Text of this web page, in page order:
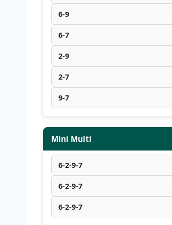
6-9
6-7
2-9
2-7
9-7
Mini Multi
6-2-9-7
6-2-9-7
6-2-9-7